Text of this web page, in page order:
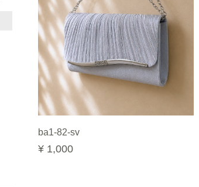
ba1-82-sv
¥ 1,000